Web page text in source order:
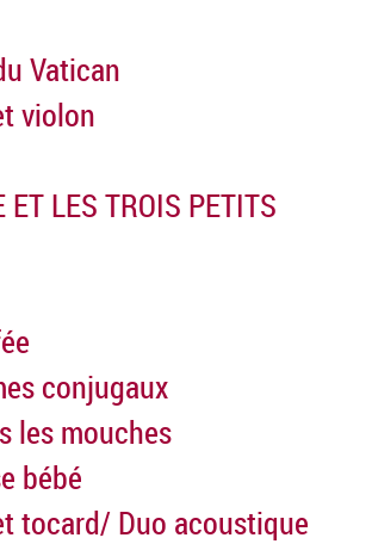
Vatican
violon
ET LES TROIS PETITS
conjugaux
les mouches
bébé
tocard/ Duo acoustique